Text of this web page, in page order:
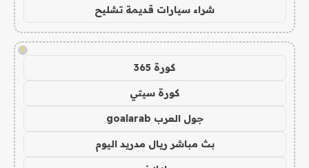
شراء سيارات قديمة تشليح
!
كورة 365
كورة سيتي
جول العرب goalarab
بث مباشر ريال مدريد اليوم